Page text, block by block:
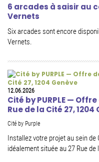
6 arcades à saisir au
Vernets
Six arcades sont encore
Vernets.
12.06.2026
Cité by PURPLE —
Rue de la Cité 27, 1204
Cité by Purple
Installez votre projet au sein de
idéalement située au 27 Rue de